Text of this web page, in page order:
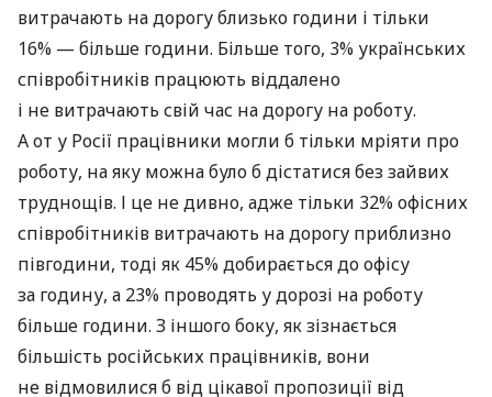
витрачають на дорогу близько години і тільки
16% — більше години. Більше того, 3% українських
співробітників працюють віддалено
і не витрачають свій час на дорогу на роботу.
А от у Росії працівники могли б тільки мріяти про
роботу, на яку можна було б дістатися без зайвих
труднощів. І це не дивно, адже тільки 32% офісних
співробітників витрачають на дорогу приблизно
півгодини, тоді як 45% добирається до офісу
за годину, а 23% проводять у дорозі на роботу
більше години. З іншого боку, як зізнається
більшість російських працівників, вони
не відмовилися б від цікавої пропозиції від